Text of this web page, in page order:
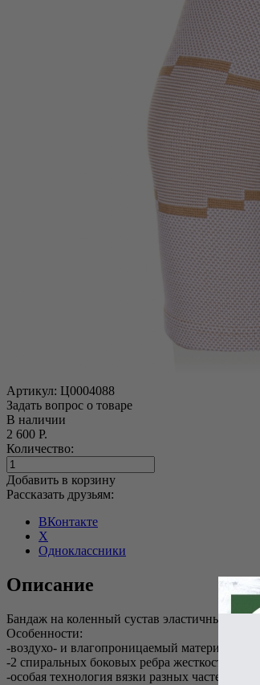
Артикул: Ц0004088
Задать вопрос о товаре
В наличии
2 600 Р.
Количество:
Добавить в корзину
Рассказать друзьям:
ВКонтакте
X
Одноклассники
Описание
Бандаж на коленный сустав эластичный KS-
Особенности:
-воздухо- и влагопроницаемый материал
-2 спиральных боковых ребра жесткости
-особая технология вязки разных частей